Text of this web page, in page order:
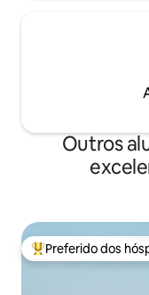
Outros
Entre os melhores
Preferido dos